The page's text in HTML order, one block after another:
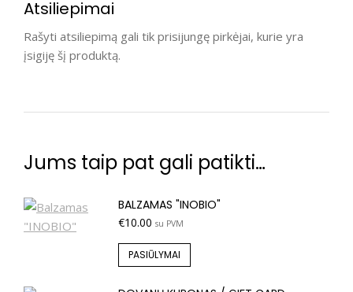
Atsiliepimai
Rašyti atsiliepimą gali tik prisijungę pirkėjai, kurie yra
įsigiję šį produktą.
Jums taip pat gali patikti…
BALZAMAS "INOBIO"
€10.00 su PVM
PASIŪLYMAI